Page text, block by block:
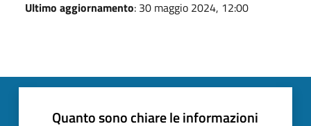
Ultimo aggiornamento: 30 maggio 2024, 12:00
Quanto sono chiare le informazioni